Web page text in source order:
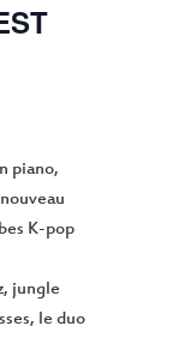
piano,
K-pop
jungle
le duo